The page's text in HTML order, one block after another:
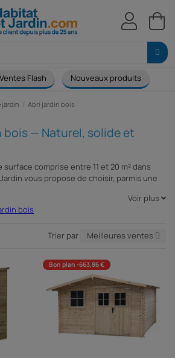
Ventes Flash Nouveaux produits
jardin Abri jardin bois
bois — Naturel, solide et
comprise entre 11 et 20 m² dans
vous propose de choisir, parmis une
de jardin et bicyclettes. Cet abri
également de ranger la tondeuse et le
environnement pour un gain de place
Voir plus
bois
Trier par Meilleures ventes
Bon plan -663,86 €